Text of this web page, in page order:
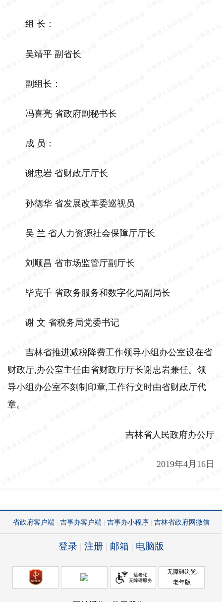
组 长：
吴靖平 副省长
副组长：
冯喜亮 省政府副秘书长
成 员：
谢忠岩 省财政厅厅长
孙德华 省发展改革委巡视员
吴 兰 省人力资源社会保障厅厅长
刘顺昌 省市场监管厅副厅长
毕克千 省政务服务和数字化局副局长
谢 文 省税务局党委书记
吉林省推进减税降费工作领导小组办公室设在省
财政厅,办公室主任由省财政厅厅长谢忠岩兼任。领
导小组办公室不刻制印章,工作行文时由省财政厅代
章。
吉林省人民政府办公厅
2019年4月16日